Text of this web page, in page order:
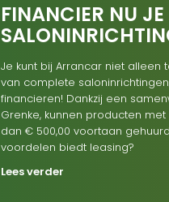
FINANCIER NU
Je kunt bij Arrancar niet alleen
van complete
financieren! Dankzij een
Grenke, kunnen producten
dan € 500,00 voortaan
voordelen biedt leasing?
Lees verder